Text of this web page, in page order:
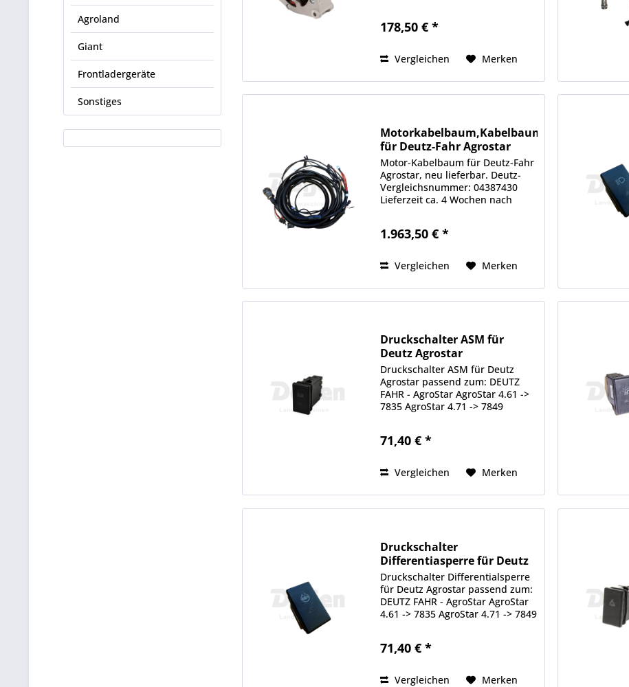
Agroland
Giant
Frontladergeräte
Sonstiges
7940 AGROCOMPACT 3.50 S ->
178,50 € *
Vergleichen Merken
Motorkabelbaum,Kabelbaum
für Deutz-Fahr Agrostar
Motor-Kabelbaum für Deutz-Fahr
Agrostar, neu lieferbar. Deutz-
Vergleichsnummer: 04387430
Lieferzeit ca. 4 Wochen nach
7835 AgroStar 4.71 -> 7849
1.963,50 € *
Vergleichen Merken
Druckschalter ASM für
Deutz Agrostar
Druckschalter ASM für Deutz
Agrostar passend zum: DEUTZ
FAHR - AgroStar AgroStar 4.61 ->
7835 AgroStar 4.71 -> 7849
AgroStar 6.61 -> 7841 DEUTZ
71,40 € *
Vergleichen Merken
Druckschalter
Differentiasperre für Deutz
Agrostar
Druckschalter Differentialsperre
für Deutz Agrostar passend zum:
DEUTZ FAHR - AgroStar AgroStar
4.61 -> 7835 AgroStar 4.71 -> 7849
AgroStar 6.61 -> 7841 DEUTZ
71,40 € *
Vergleichen Merken